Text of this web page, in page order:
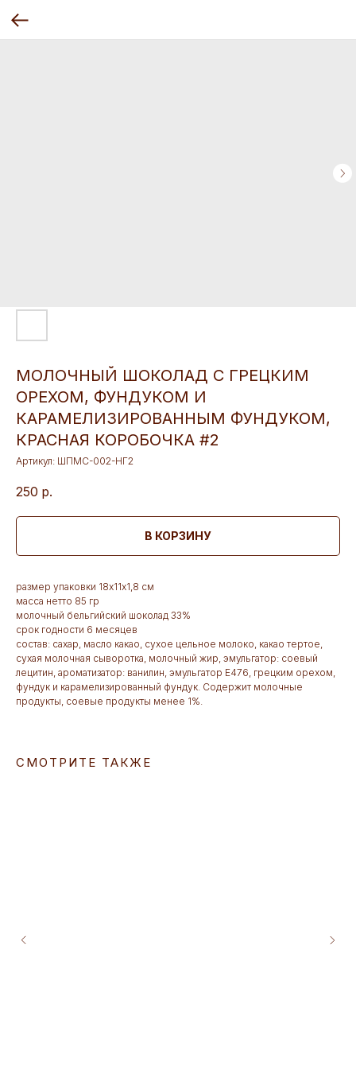
МОЛОЧНЫЙ ШОКОЛАД С ГРЕЦКИМ
ОРЕХОМ, ФУНДУКОМ И
КАРАМЕЛИЗИРОВАННЫМ ФУНДУКОМ,
КРАСНАЯ КОРОБОЧКА #2
Артикул: ШПМС-002-НГ2
250 р.
В КОРЗИНУ
размер упаковки 18х11х1,8 см
масса нетто 85 гр
молочный бельгийский шоколад 33%
срок годности 6 месяцев
состав: сахар, масло какао, сухое цельное молоко, какао тертое,
сухая молочная сыворотка, молочный жир, эмульгатор: соевый
лецитин, ароматизатор: ванилин, эмульгатор Е476, грецким орехом,
фундук и карамелизированный фундук. Содержит молочные
продукты, соевые продукты менее 1%.
СМОТРИТЕ ТАКЖЕ